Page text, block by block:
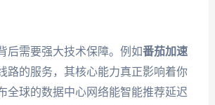
后需要强大技术保障。例如番茄加速
路的服务，其核心能力真正影响着你
全球的数据中心网络能智能推荐延迟